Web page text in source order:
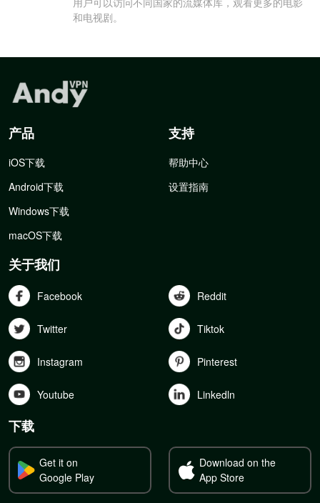
和电视剧。
产品
iOS下载
Android下载
Windows下载
macOS下载
支持
帮助中心
设置指南
关于我们
Facebook Reddit
Twitter Tiktok
Instagram Pinterest
Youtube Linkedln
下载
Get it on
Google Play
Download on the
App Store